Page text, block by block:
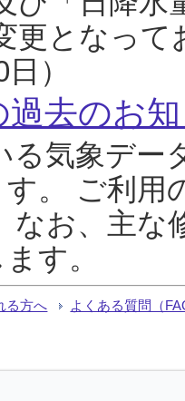
更となっ
）
過去のお
気象デー
。 ご利用
なお、主な
す。
る方へ よくある質問（